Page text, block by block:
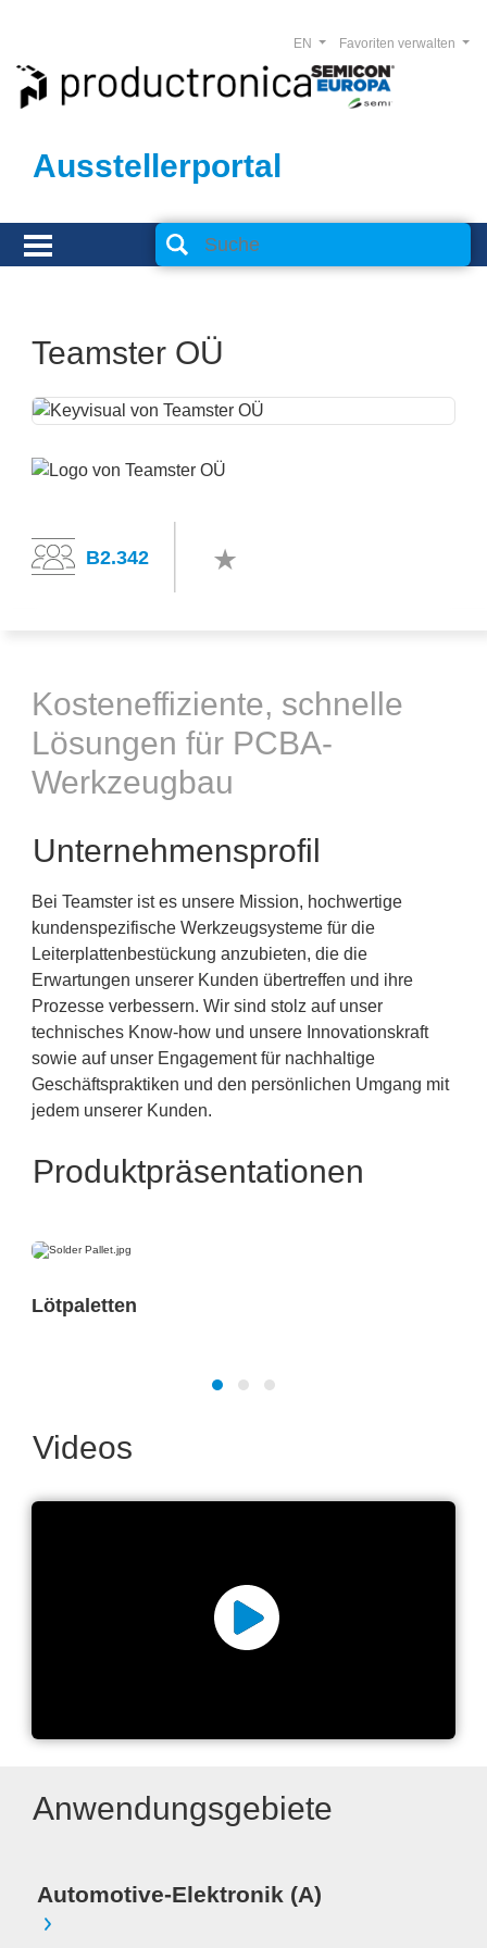
Ausstellerportal
Favoriten verwalten
EN
Teamster OÜ
B2.342
Kosteneffiziente, schnelle
Lösungen für PCBA-
Werkzeugbau
Unternehmensprofil
Bei Teamster ist es unsere Mission, hochwertige
kundenspezifische Werkzeugsysteme für die
Leiterplattenbestückung anzubieten, die die
Erwartungen unserer Kunden übertreffen und ihre
Prozesse verbessern. Wir sind stolz auf unser
technisches Know-how und unsere Innovationskraft
sowie auf unser Engagement für nachhaltige
Geschäftspraktiken und den persönlichen Umgang mit
jedem unserer Kunden.
Produktpräsentationen
Lötpaletten
Videos
Anwendungsgebiete
Automotive-Elektronik (A)